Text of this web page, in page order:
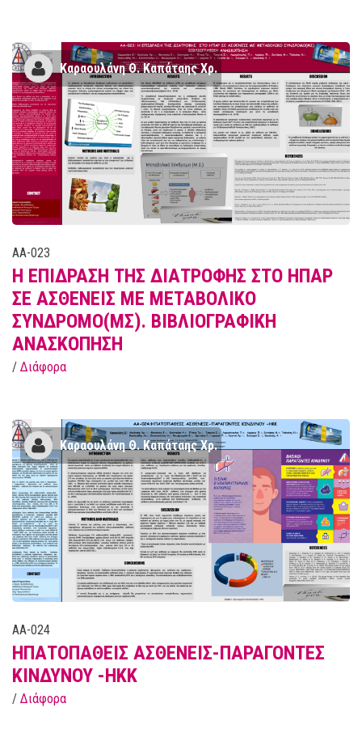
Kαραουλάνη Θ. Καπάταης Χρ.
AA-023
Η ΕΠΙΔΡΑΣΗ ΤΗΣ ΔΙΑΤΡΟΦΗΣ ΣΤΟ ΗΠΑΡ
ΣΕ ΑΣΘΕΝΕΙΣ ΜΕ ΜΕΤΑΒΟΛΙΚΟ
ΣΥΝΔΡΟΜΟ(ΜΣ). ΒΙΒΛΙΟΓΡΑΦΙΚΗ
ΑΝΑΣΚΟΠΗΣΗ
/ Διάφορα
Kαραουλάνη Θ. Καπάταης Χρ.
AA-024
ΗΠΑΤΟΠΑΘΕΙΣ ΑΣΘΕΝΕΙΣ-ΠΑΡΑΓΟΝΤΕΣ
ΚΙΝΔΥΝΟΥ -ΗΚΚ
/ Διάφορα